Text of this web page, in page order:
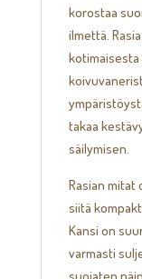
korostaa
ilmettä.
takaa
säilymisen.
Rasian mitat
siitä
Kansi on
varmasti